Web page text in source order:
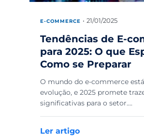
E-COMMERCE 21/01/2025
Tendências de E-
para 2025: O que
Como se Preparar
O mundo do e-commerce
evolução, e 2025 promete
significativas para o setor....
Ler artigo